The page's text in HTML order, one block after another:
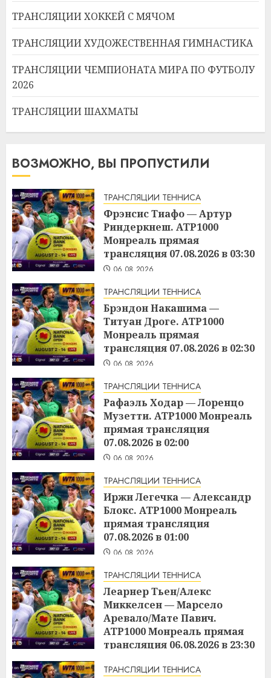
ТРАНСЛЯЦИИ ХОККЕЙ С МЯЧОМ
ТРАНСЛЯЦИИ ХУДОЖЕСТВЕННАЯ ГИМНАСТИКА
ТРАНСЛЯЦИИ ЧЕМПИОНАТА МИРА ПО ФУТБОЛУ
2026
ТРАНСЛЯЦИИ ШАХМАТЫ
ВОЗМОЖНО, ВЫ ПРОПУСТИЛИ
ТРАНСЛЯЦИИ ТЕННИСА
Фрэнсис Тиафо — Артур
Риндеркнеш. ATP1000
Монреаль прямая
трансляция 07.08.2026 в 03:30
06.08.2026
ТРАНСЛЯЦИИ ТЕННИСА
Брэндон Накашима —
Титуан Дроге. ATP1000
Монреаль прямая
трансляция 07.08.2026 в 02:30
06.08.2026
ТРАНСЛЯЦИИ ТЕННИСА
Рафаэль Ходар — Лоренцо
Музетти. ATP1000 Монреаль
прямая трансляция
07.08.2026 в 02:00
06.08.2026
ТРАНСЛЯЦИИ ТЕННИСА
Иржи Легечка — Александр
Блокс. ATP1000 Монреаль
прямая трансляция
07.08.2026 в 01:00
06.08.2026
ТРАНСЛЯЦИИ ТЕННИСА
Леарнер Тьен/Алекс
Миккелсен — Марсело
Аревало/Мате Павич.
ATP1000 Монреаль прямая
трансляция 06.08.2026 в 23:30
ТРАНСЛЯЦИИ ТЕННИСА